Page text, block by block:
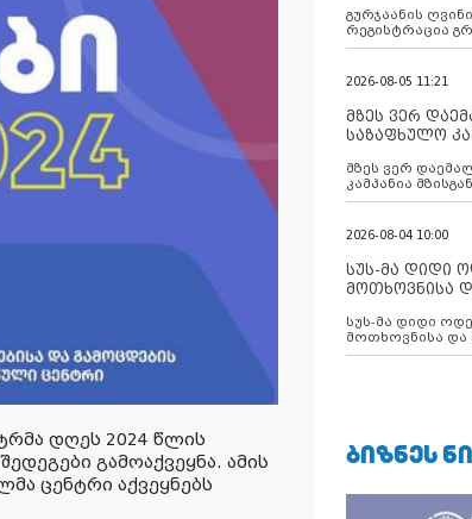
დღეს 2024 წლის
გამოაქვეყნა. ამის
ცენტრი აქვეყნებს
გურჯაანის
რეგისტრაცია
2026-08-05 11:21
მზეს ვერ
საზაფხულო
მზეს ვერ
კამპანია
გვახსენებს
2026-08-04 10:00
სუს-მა დიდი
მოთხოვნისა
დააკავა
სუს-მა დიდი ოდენობით ქრთამის
მოთხოვნისა და
მერიის
ᲑᲘᲖᲜᲔᲡ